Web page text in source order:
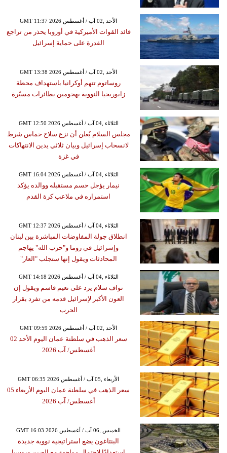
GMT 11:37 2026 الأحد ,02 آب / أغسطس
قائد القوات الأميركية في أوروبا يحذر من تراجع
القدرة على حماية إسرائيل
GMT 13:38 2026 الأحد ,02 آب / أغسطس
روساتوم تتهم أوكرانيا باستهداف محطة
زابوريجيا النووية بهجومين بطائرات مسيّرة
GMT 12:50 2026 الثلاثاء ,04 آب / أغسطس
مجلس السلام يُعلن أن نزع سلاح حماس شرط
لانسحاب إسرائيل وبيان ثلاثي يدين الانتهاكات
في غزة
GMT 16:04 2026 الثلاثاء ,04 آب / أغسطس
نيمار يؤجل حسم مستقبله ووالده يؤكد
استمراره في ملاعب كرة القدم
GMT 12:37 2026 الثلاثاء ,04 آب / أغسطس
انطلاق جولة المفاوضات المباشرة بين لبنان
وإسرائيل في روما و"حزب الله" يهاجم
المحادثات ويقول إنها ستجلب "العار"
GMT 14:18 2026 الثلاثاء ,04 آب / أغسطس
نواف سلام يرد على نعيم قاسم ويقول إن
العون الأكبر لإسرائيل قدمه من تفرد بقرار
الحرب
GMT 09:59 2026 الأحد ,02 آب / أغسطس
سعر الذهب في سلطنة عمان اليوم الأحد 02
أغسطس/ آب 2026
GMT 06:35 2026 الأربعاء ,05 آب / أغسطس
سعر الذهب في سلطنة عمان اليوم الأربعاء 05
أغسطس/ آب 2026
GMT 16:03 2026 الخميس ,06 آب / أغسطس
البنتاغون يضع استراتيجية نووية جديدة